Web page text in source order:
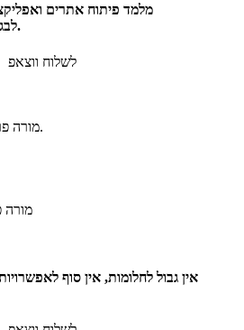
מלמד פיתוח אתרים
לבגרות/עבודות במדעי המחשב.
לשלוח ווצאפ
מורה
אין גבול לחלומות, אין סוף